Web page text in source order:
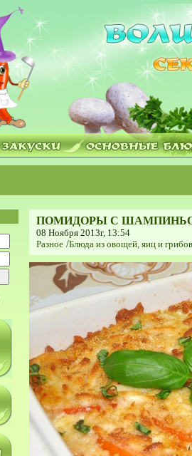
ПОМИДОРЫ С
08 Ноября 2013г, 13:54
Разное/Блюда из овощей, яиц и грибов